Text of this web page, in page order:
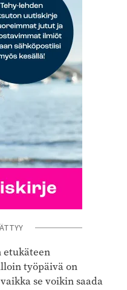
etukäteen
työpäivä on
se voikin saada